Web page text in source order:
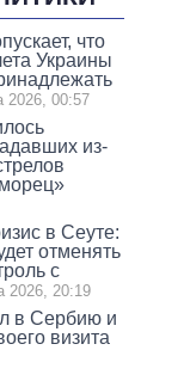
что
Украины
2026, 00:57
из-
в Сеуте:
отменять
с
2026, 20:19
в Сербию и
визита